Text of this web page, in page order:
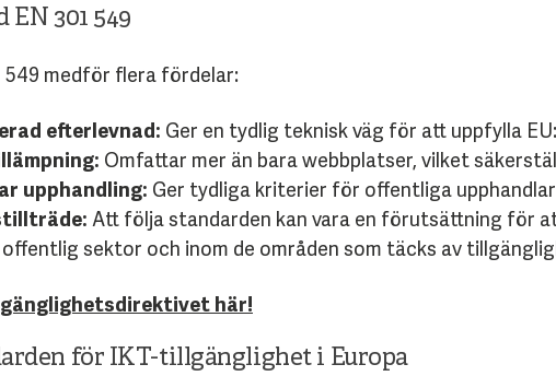
301 549
549 medför flera fördelar:
efterlevnad: Ger en tydlig teknisk väg för att uppfylla
Omfattar mer än bara webbplatser, vilket
upphandling: Ger tydliga kriterier för offentliga
Att följa standarden kan vara en förutsättning för
sektor och inom de områden som täcks av
här!
för IKT-tillgänglighet i Europa